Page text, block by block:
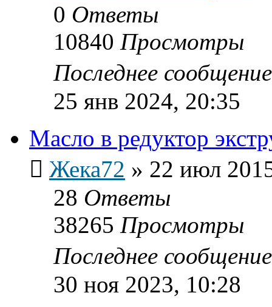
0 Ответы
10840 Просмотры
Последнее
25 янв 2024, 20:35
Масло в редуктор
Жека72 » 22 июл
28 Ответы
38265 Просмотры
Последнее
30 ноя 2023, 10:28